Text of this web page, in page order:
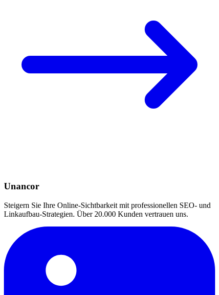
Unancor
Steigern Sie Ihre Online-Sichtbarkeit mit professionellen SEO- und
Linkaufbau-Strategien. Über 20.000 Kunden vertrauen uns.